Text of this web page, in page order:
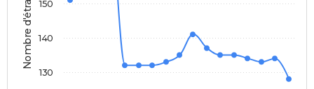
Nombre d'étrangers
130
140
150